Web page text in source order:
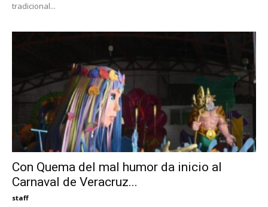
tradicional...
Con Quema del mal humor da inicio al
Carnaval de Veracruz...
staff